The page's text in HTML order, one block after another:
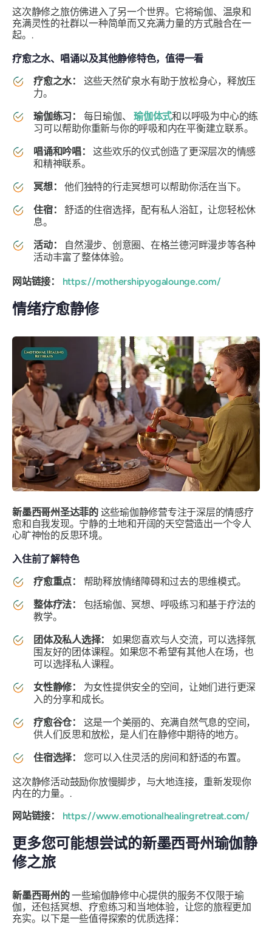
这次静修之旅仿佛进入了另一个世界。它将瑜伽、温泉和
充满灵性的社群以一种简单而又充满力量的方式融合在一
起。.
疗愈之水、唱诵以及其他静修特色，值得一看
疗愈之水：
这些天然矿泉水有助于放松身心，释放压
力。
瑜伽练习：
每日瑜伽、瑜伽体式和以呼吸为中心的练
习可以帮助你重新与你的呼吸和内在平衡建立联系。
唱诵和吟唱：
这些欢乐的仪式创造了更深层次的情感
和精神联系。
冥想：
他们独特的行走冥想可以帮助你活在当下。
住宿：
舒适的住宿选择，配有私人浴缸，让您轻松休
息。
活动：
自然漫步、创意圈、在格兰德河畔漫步等各种
活动丰富了整体体验。
网站链接： https://mothershipyogalounge.com/
情绪疗愈静修
新墨西哥州圣达菲的 这些瑜伽静修营专注于深层的情感疗
愈和自我发现。宁静的土地和开阔的天空营造出一个令人
心旷神怡的反思环境。
入住前了解特色
疗愈重点：
帮助释放情绪障碍和过去的思维模式。
整体疗法：
包括瑜伽、冥想、呼吸练习和基于疗法的
教学。
团体及私人选择：
如果您喜欢与人交流，可以选择氛
围友好的团体课程。如果您不希望有其他人在场，也
可以选择私人课程。
女性静修：
为女性提供安全的空间，让她们进行更深
入的分享和成长。
疗愈谷仓：
这是一个美丽的、充满自然气息的空间，
供人们反思和放松，是人们在静修中期待的地方。
住宿选择：
您可以入住灵活的房间和舒适的布置。
这次静修活动鼓励你放慢脚步，与大地连接，重新发现你
内在的力量。.
网站链接： https://www.emotionalhealingretreat.com/
更多您可能想尝试的新墨西哥州瑜伽静
修之旅
新墨西哥州的一些瑜伽静修中心提供的服务不仅限于瑜
伽，还包括冥想、疗愈练习和当地体验，让您的旅程更加
充实。以下是一些值得探索的优质选择：